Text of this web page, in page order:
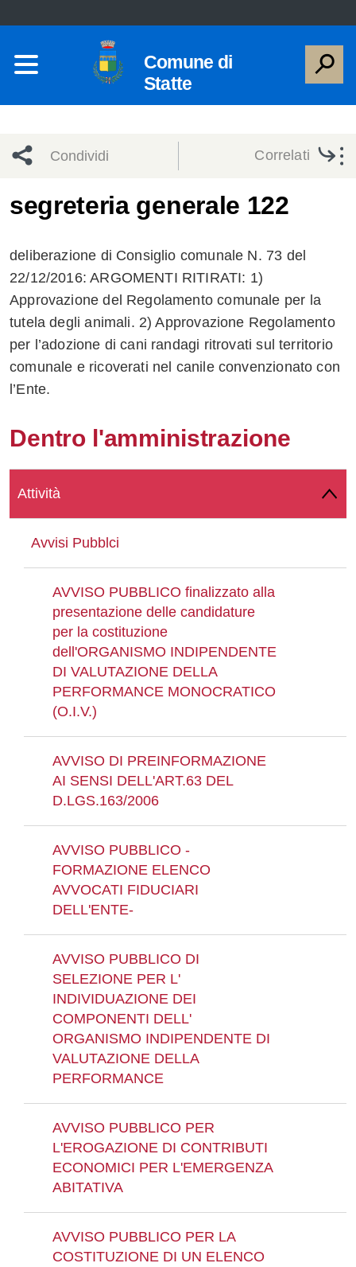
Comune di
Statte
Condividi
network
Condividi
Condividi
Facebook
su
Twitter
Condividi
su
Facebook
Condividi
su
Correlati
segreteria generale 122
deliberazione di Consiglio comunale N. 73 del
22/12/2016: ARGOMENTI RITIRATI: 1)
Approvazione del Regolamento comunale per la
tutela degli animali. 2) Approvazione Regolamento
per l’adozione di cani randagi ritrovati sul territorio
comunale e ricoverati nel canile convenzionato con
l’Ente.
Dentro l'amministrazione
Attività
Avvisi Pubblci
AVVISO PUBBLICO finalizzato alla
presentazione delle candidature
per la costituzione
dell'ORGANISMO INDIPENDENTE
DI VALUTAZIONE DELLA
PERFORMANCE MONOCRATICO
(O.I.V.)
AVVISO DI PREINFORMAZIONE
AI SENSI DELL'ART.63 DEL
D.LGS.163/2006
AVVISO PUBBLICO -
FORMAZIONE ELENCO
AVVOCATI FIDUCIARI
DELL'ENTE-
AVVISO PUBBLICO DI
SELEZIONE PER L'
INDIVIDUAZIONE DEI
COMPONENTI DELL'
ORGANISMO INDIPENDENTE DI
VALUTAZIONE DELLA
PERFORMANCE
AVVISO PUBBLICO PER
L'EROGAZIONE DI CONTRIBUTI
ECONOMICI PER L'EMERGENZA
ABITATIVA
AVVISO PUBBLICO PER LA
COSTITUZIONE DI UN ELENCO